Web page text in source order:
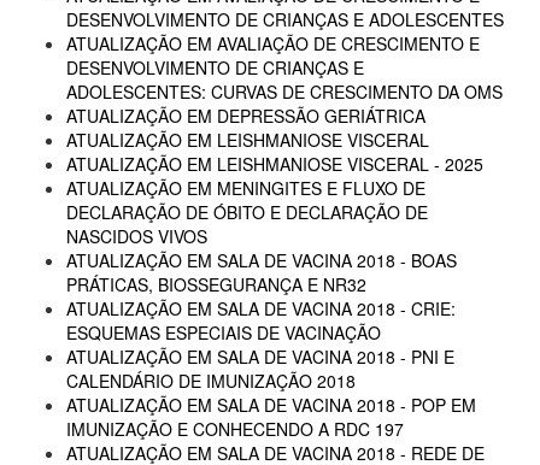
DESENVOLVIMENTO DE CRIANÇAS E ADOLESCENTES
ATUALIZAÇÃO EM AVALIAÇÃO DE CRESCIMENTO E
DESENVOLVIMENTO DE CRIANÇAS E
ADOLESCENTES: CURVAS DE CRESCIMENTO DA OMS
ATUALIZAÇÃO EM DEPRESSÃO GERIÁTRICA
ATUALIZAÇÃO EM LEISHMANIOSE VISCERAL
ATUALIZAÇÃO EM LEISHMANIOSE VISCERAL - 2025
ATUALIZAÇÃO EM MENINGITES E FLUXO DE
DECLARAÇÃO DE ÓBITO E DECLARAÇÃO DE
NASCIDOS VIVOS
ATUALIZAÇÃO EM SALA DE VACINA 2018 - BOAS
PRÁTICAS, BIOSSEGURANÇA E NR32
ATUALIZAÇÃO EM SALA DE VACINA 2018 - CRIE:
ESQUEMAS ESPECIAIS DE VACINAÇÃO
ATUALIZAÇÃO EM SALA DE VACINA 2018 - PNI E
CALENDÁRIO DE IMUNIZAÇÃO 2018
ATUALIZAÇÃO EM SALA DE VACINA 2018 - POP EM
IMUNIZAÇÃO E CONHECENDO A RDC 197
ATUALIZAÇÃO EM SALA DE VACINA 2018 - REDE DE